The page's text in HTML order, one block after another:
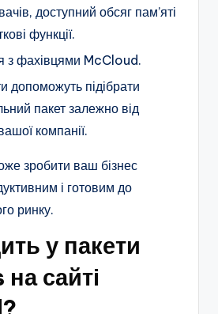
доступний обсяг пам’яті
функції.
з фахівцями McCloud.
допоможуть підібрати
пакет залежно від
компанії.
зробити ваш бізнес
і готовим до
ринку.
у пакети
сайті